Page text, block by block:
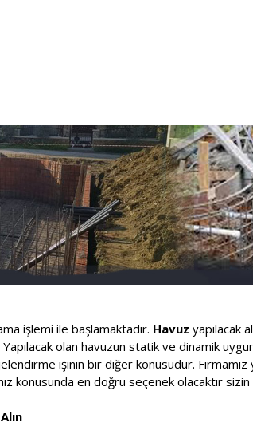
işlemi ile başlamaktadır. Havuz yapılacak
olan havuzun statik ve dinamik
işinin bir diğer konusudur.
konusunda en doğru seçenek olacaktır sizin